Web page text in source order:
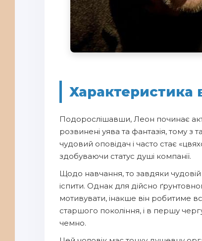
Характеристика
Подорослішавши, Леон починає
розвинені уява та фантазія, тому
чудовий оповідач і часто стає
здобуваючи статус душі компанії.
Щодо навчання, то завдяки чудовій
іспити. Однак для дійсно
мотивувати, інакше він робитиме
старшого покоління, і в першу
чемно.